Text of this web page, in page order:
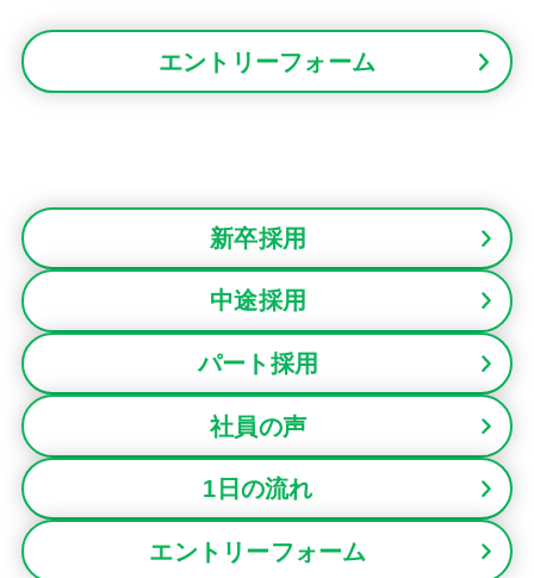
エントリーフォーム
新卒採用
中途採用
パート採用
社員の声
1日の流れ
エントリーフォーム